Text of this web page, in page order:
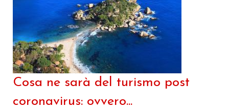
Cosa ne sarà del turismo post
coronavirus: ovvero...